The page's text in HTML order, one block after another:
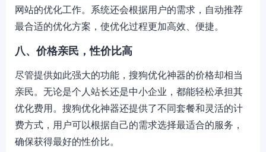
网站的优化工作。系统还会根据用户的需求，自动推荐
最合适的优化方案，使优化过程更加高效、便捷。
八、价格亲民，性价比高
尽管提供如此强大的功能，搜狗优化神器的价格却相当
亲民。无论是个人站长还是中小企业，都能轻松承担其
优化费用。搜狗优化神器还提供了不同套餐和灵活的计
费方式，用户可以根据自己的需求选择最适合的服务，
确保获得最好的性价比。